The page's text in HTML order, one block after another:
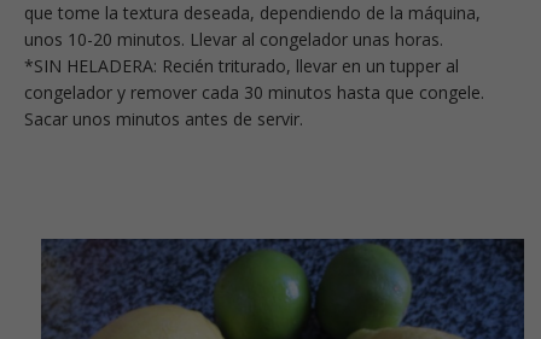
que tome la textura deseada, dependiendo de la máquina,
unos 10-20 minutos. Llevar al congelador unas horas.
*SIN HELADERA: Recién triturado, llevar en un tupper al
congelador y remover cada 30 minutos hasta que congele.
Sacar unos minutos antes de servir.